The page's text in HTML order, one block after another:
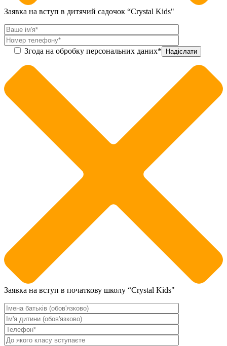
Заявка на вступ в дитячий садочок “Crystal Kids"
Згода на обробку персональних даних*
Заявка на вступ в початкову школу “Crystal Kids"